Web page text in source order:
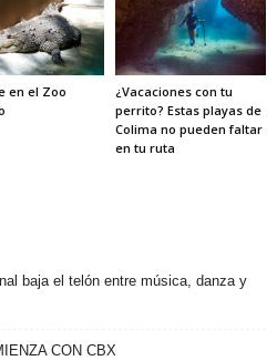
en el Zoo
¿Vacaciones con tu
perrito? Estas playas de
Colima no pueden faltar
en tu ruta
baja el telón entre música, danza y
CON CBX